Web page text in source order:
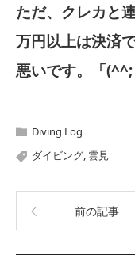
ただ、クレカと
万円以上は決済
悪いです。「
Diving Log
ダイビング 雲見
前の記事